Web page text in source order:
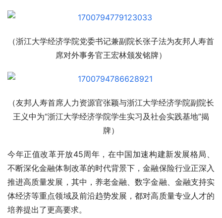
（浙江大学经济学院党委书记兼副院长张子法为友邦人寿首
席对外事务官王宏林颁发铭牌）
（友邦人寿首席人力资源官张颖与浙江大学经济学院副院长
王义中为“浙江大学经济学院学生实习及社会实践基地”揭
牌）
今年正值改革开放45周年，在中国加速构建新发展格局、
不断深化金融体制改革的时代背景下，金融保险行业正深入
推进高质量发展，其中，养老金融、数字金融、金融支持实
体经济等重点领域及前沿趋势发展，都对高质量专业人才的
培养提出了更高要求。